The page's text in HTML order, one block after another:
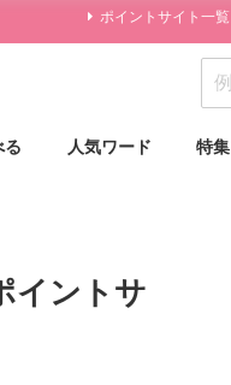
ポイントサイト一覧
る 人気ワード 特集
イントサ